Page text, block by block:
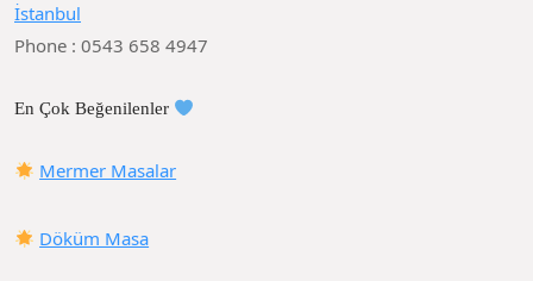
İstanbul
Phone : 0543 658 4947
En Çok Beğenilenler
Mermer Masalar
Döküm Masa